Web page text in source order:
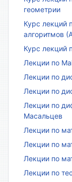
геометрии
Курс лекций
алгоритмов
Курс лекций
Лекции по
Лекции по
Лекции по
Лекции по
Масальцев
Лекции по
Лекции по
Лекции по
Лекции по